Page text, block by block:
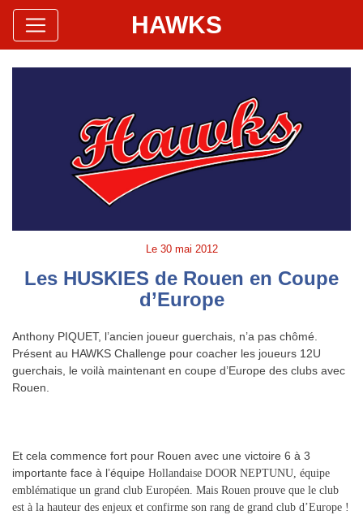
Hawks Baseball Softball
Site Officiel HAWKS
Le 30 mai 2012
Les HUSKIES de Rouen en Coupe
d’Europe
Anthony PIQUET, l’ancien joueur guerchais, n’a pas chômé.
Présent au HAWKS Challenge pour coacher les joueurs 12U
guerchais, le voilà maintenant en coupe d’Europe des clubs avec
Rouen.
Et cela commence fort pour Rouen avec une victoire 6 à 3
importante face à l’équipe Hollandaise DOOR NEPTUNU, équipe
emblématique un grand club Européen. Mais Rouen prouve que le club
est à la hauteur des enjeux et confirme son rang de grand club d’Europe !